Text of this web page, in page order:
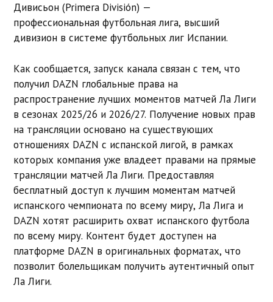
Дивисьон (Primera División) —
профессиональная футбольная лига, высший
дивизион в системе футбольных лиг Испании.
Как сообщается, запуск канала связан с тем, что
получил DAZN глобальные права на
распространение лучших моментов матчей Ла Лиги
в сезонах 2025/26 и 2026/27. Получение новых прав
на трансляции основано на существующих
отношениях DAZN с испанской лигой, в рамках
которых компания уже владеет правами на прямые
трансляции матчей Ла Лиги. Предоставляя
бесплатный доступ к лучшим моментам матчей
испанского чемпионата по всему миру, Ла Лига и
DAZN хотят расширить охват испанского футбола
по всему миру. Контент будет доступен на
платформе DAZN в оригинальных форматах, что
позволит болельщикам получить аутентичный опыт
Ла Лиги.